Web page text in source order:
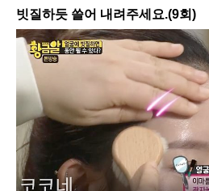
빗질하듯 쓸어 내려주세요.(9회)